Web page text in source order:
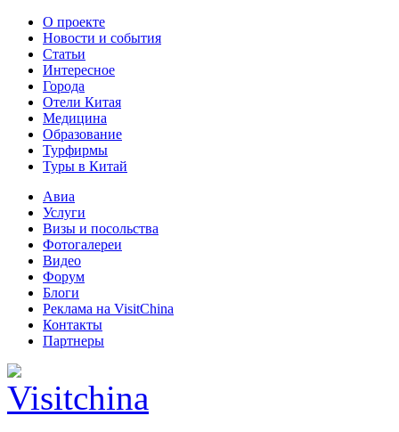
О проекте
Новости и события
Статьи
Интересное
Города
Отели Китая
Медицина
Образование
Турфирмы
Туры в Китай
Авиа
Услуги
Визы и посольства
Фотогалереи
Видео
Форум
Блоги
Реклама на VisitChina
Контакты
Партнеры